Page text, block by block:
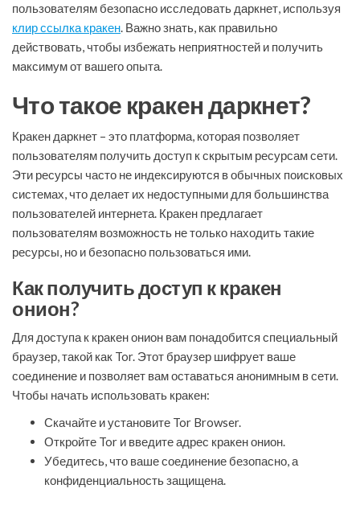
пользователям безопасно исследовать даркнет, используя
клир ссылка кракен. Важно знать, как правильно
действовать, чтобы избежать неприятностей и получить
максимум от вашего опыта.
Что такое кракен даркнет?
Кракен даркнет – это платформа, которая позволяет
пользователям получить доступ к скрытым ресурсам сети.
Эти ресурсы часто не индексируются в обычных поисковых
системах, что делает их недоступными для большинства
пользователей интернета. Кракен предлагает
пользователям возможность не только находить такие
ресурсы, но и безопасно пользоваться ими.
Как получить доступ к кракен
онион?
Для доступа к кракен онион вам понадобится специальный
браузер, такой как Tor. Этот браузер шифрует ваше
соединение и позволяет вам оставаться анонимным в сети.
Чтобы начать использовать кракен:
Скачайте и установите Tor Browser.
Откройте Tor и введите адрес кракен онион.
Убедитесь, что ваше соединение безопасно, а
конфиденциальность защищена.